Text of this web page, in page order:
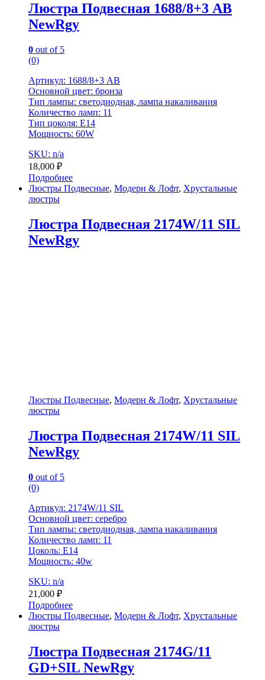
Люстра Подвесная 1688/8+3 AB
NewRgy
0 out of 5
(0)
Артикул: 1688/8+3 AB
Основной цвет: бронза
Тип лампы: светодиодная, лампа накаливания
Количество ламп: 11
Тип цоколя: Е14
Мощность: 60W
SKU: n/a
18,000 ₽
Подробнее
Люстры Подвесные, Модерн & Лофт, Хрустальные
люстры
Люстра Подвесная 2174W/11 SIL
NewRgy
Люстры Подвесные, Модерн & Лофт, Хрустальные
люстры
Люстра Подвесная 2174W/11 SIL
NewRgy
0 out of 5
(0)
Артикул: 2174W/11 SIL
Основной цвет: серебро
Тип лампы: светодиодная, лампа накаливания
Количество ламп: 11
Цоколь: Е14
Мощность: 40w
SKU: n/a
21,000 ₽
Подробнее
Люстры Подвесные, Модерн & Лофт, Хрустальные
люстры
Люстра Подвесная 2174G/11
GD+SIL NewRgy